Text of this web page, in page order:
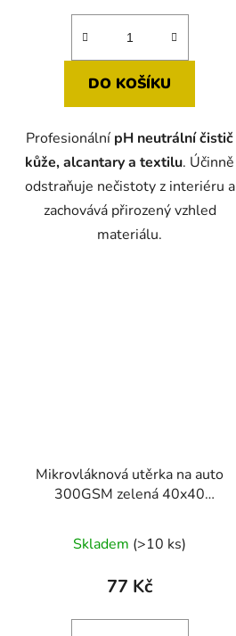
DO KOŠÍKU
Profesionální pH neutrální čistič
kůže, alcantary a textilu. Účinně
odstraňuje nečistoty z interiéru a
zachovává přirozený vzhled
materiálu.
Mikrovláknová utěrka na auto
300GSM zelená 40x40
Skladem (>10 ks)
77 Kč